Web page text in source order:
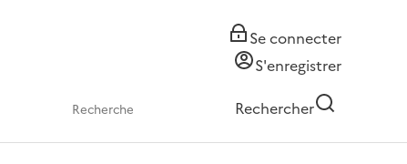
Se connecter
S'enregistrer
Rechercher